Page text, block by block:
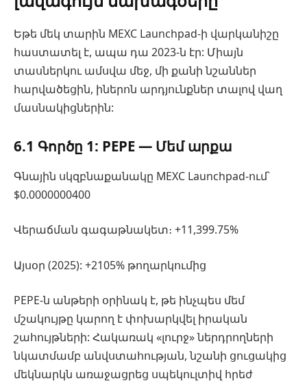
Եթե մեկ տարին MEXC Launchpad-ի վարկանիշը
հաստատել է, ապա դա 2023-ն էր: Միայն
տասներկու ամսվա մեջ, մի քանի նշաններ
հարվածեցին, իներոն արդյունքներ տալով վաղ
մասնակիցներին:
6.1 Գործը 1: PEPE — Մեմ արքա
Գնային սկզբնաքանակը MEXC Launchpad-ում՝
$0.0000000400
Վերաճման գագաթնակետ։ +11,399.75%
Այսօր (2025): +2105% թողարկումից
PEPE-ն անթերի օրինակ է, թե ինչպես մեմ
մշակույթը կարող է փոխարկվել իրական
շահույթների: Հակառակ «լուրջ» ներդրողների
նկատմամբ անվստահության, նշանի ցուցակից
մեկնարկն առաջացրեց սպեկուլտիվ հրեժ